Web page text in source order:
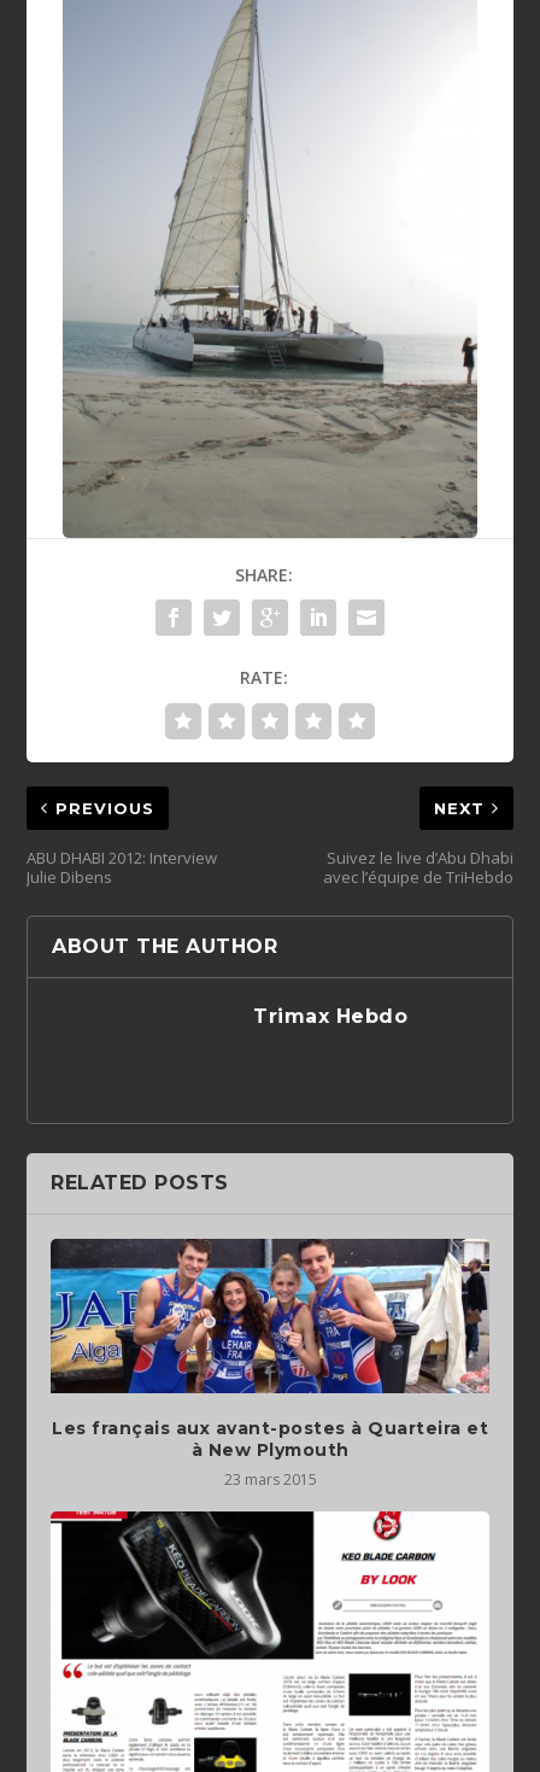
SHARE:
RATE:
PREVIOUS
ABU DHABI 2012: Interview
Julie Dibens
NEXT
Suivez le live d’Abu Dhabi
avec l’équipe de TriHebdo
ABOUT THE AUTHOR
Trimax Hebdo
RELATED POSTS
Les français aux avant-postes à Quarteira et
à New Plymouth
23 mars 2015